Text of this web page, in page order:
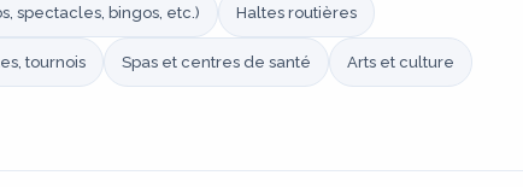
spectacles, bingos, etc.) Haltes routières
tournois Spas et centres de santé Arts et culture